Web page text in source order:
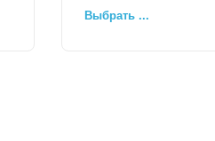
Выбрать ...